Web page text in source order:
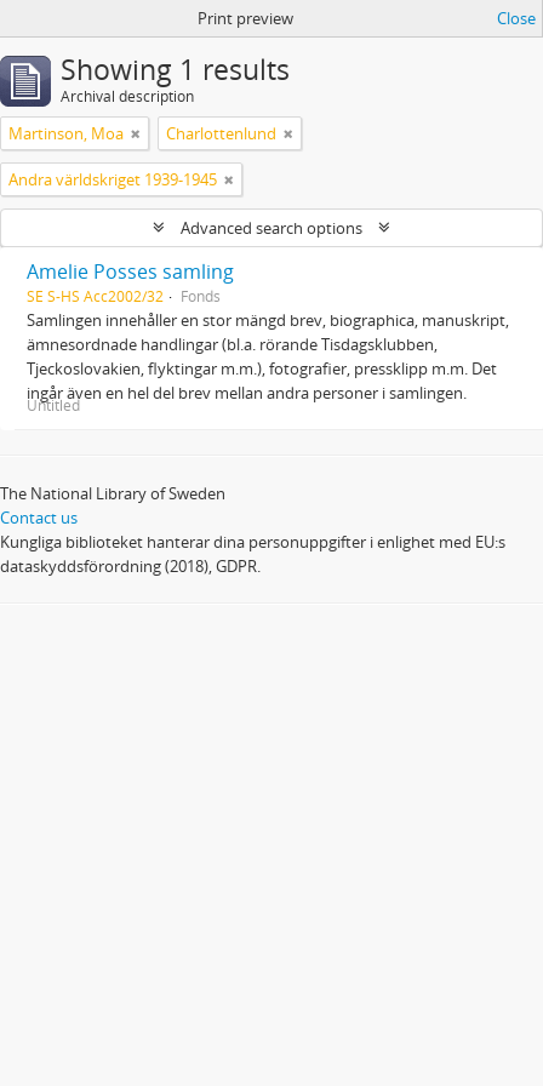
Print preview Close
Showing 1 results
Archival description
Martinson, Moa Charlottenlund
Andra världskriget 1939-1945
Advanced search options
Amelie Posses samling
SE S-HS Acc2002/32 Fonds
Samlingen innehåller en stor mängd brev, biographica, manuskript,
ämnesordnade handlingar (bl.a. rörande Tisdagsklubben,
Tjeckoslovakien, flyktingar m.m.), fotografier, pressklipp m.m. Det
ingår även en hel del brev mellan andra personer i samlingen.
Untitled
The National Library of Sweden
Contact us
Kungliga biblioteket hanterar dina personuppgifter i enlighet med EU:s
dataskyddsförordning (2018), GDPR.